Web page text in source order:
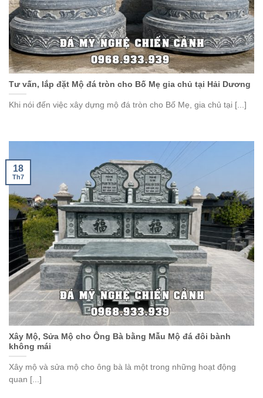
Tư vấn, lắp đặt Mộ đá tròn cho Bố Mẹ gia chủ tại Hải Dương
Khi nói đến việc xây dựng mộ đá tròn cho Bố Mẹ, gia chủ tại [...]
Xây Mộ, Sửa Mộ cho Ông Bà bằng Mẫu Mộ đá đôi bành
không mái
Xây mộ và sửa mộ cho ông bà là một trong những hoạt động
quan [...]
18
Th7